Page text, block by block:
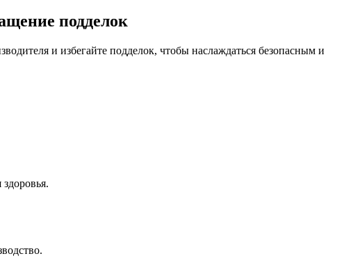
подделок
и избегайте подделок, чтобы наслаждаться безопасным и